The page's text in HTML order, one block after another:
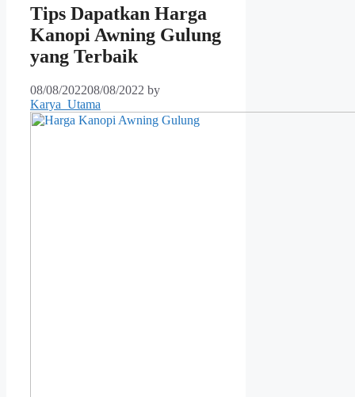
Tips Dapatkan Harga
Kanopi Awning Gulung
yang Terbaik
08/08/202208/08/2022 by
Karya_Utama